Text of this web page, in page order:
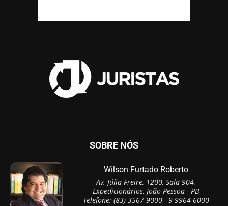
SOBRE NÓS
Wilson Furtado Roberto
Av. Júlia Freire, 1200, Sala 904,
Expedicionários, João Pessoa - PB
Telefone: (83) 3567-9000 - 9 9964-6000